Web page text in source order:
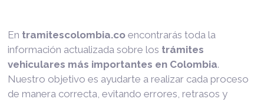
En tramitescolombia.co encontrarás toda la
información actualizada sobre los trámites
vehiculares más importantes en Colombia.
Nuestro objetivo es ayudarte a realizar cada proceso
de manera correcta, evitando errores, retrasos y